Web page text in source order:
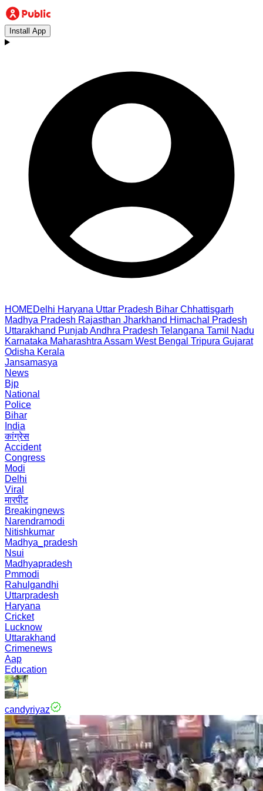
Install App
HOMEDelhi Haryana Uttar Pradesh Bihar Chhattisgarh
Madhya Pradesh Rajasthan Jharkhand Himachal Pradesh
Uttarakhand PunjabAndhra Pradesh Telangana Tamil Nadu
Karnataka Maharashtra Assam West Bengal Tripura Gujarat
Odisha Kerala
Jansamasya
News
Bjp
National
Police
Bihar
India
कांग्रेस
Accident
Congress
Modi
Delhi
Viral
मारपीट
Breakingnews
Narendramodi
Nitishkumar
Madhya_pradesh
Nsui
Madhyapradesh
Pmmodi
Rahulgandhi
Uttarpradesh
Haryana
Cricket
Lucknow
Uttarakhand
Crimenews
Aap
Education
candyriyaz